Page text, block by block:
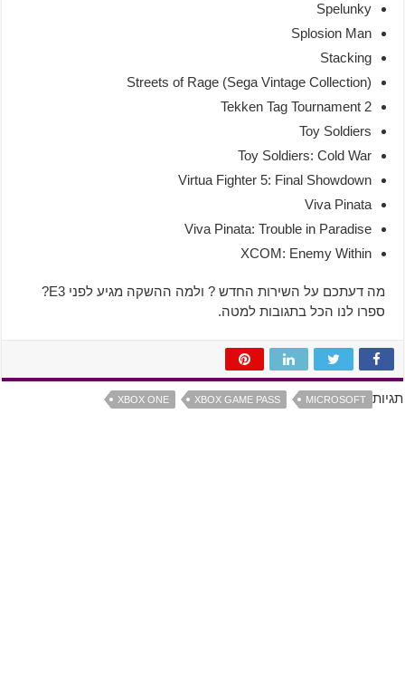
Spelunky
Splosion Man
Stacking
Streets of Rage (Sega Vintage Collection)
Tekken Tag Tournament 2
Toy Soldiers
Toy Soldiers: Cold War
Virtua Fighter 5: Final Showdown
Viva Pinata
Viva Pinata: Trouble in Paradise
XCOM: Enemy Within
מה דעתכם על השירות החדש ? ולמה ההשקה מגיע לפני E3?
ספרו לנו הכל בתגובות למטה.
תגיות MICROSOFT
XBOX GAME PASS
XBOX ONE